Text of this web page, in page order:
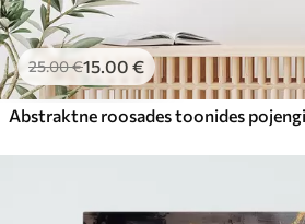
25.00€15.00 €